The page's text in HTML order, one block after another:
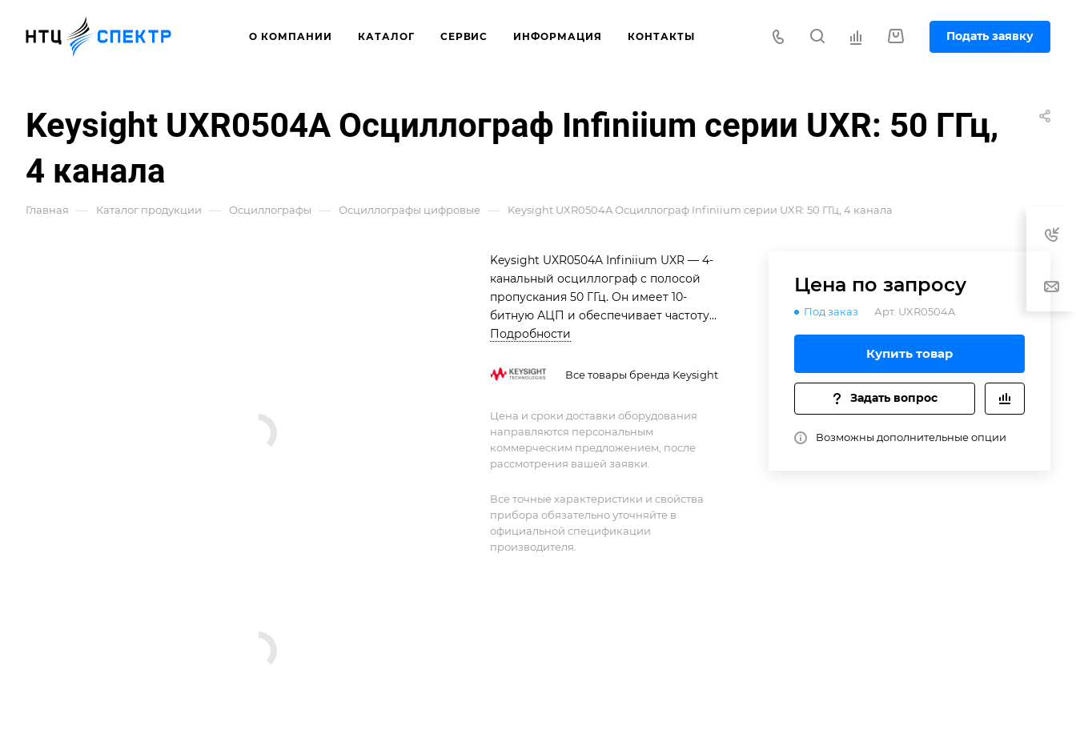
О КОМПАНИИ КАТАЛОГ СЕРВИС ИНФОРМАЦИЯ КОНТАКТЫ Подать заявку
Keysight UXR0504A Осциллограф Infiniium серии UXR: 50 ГГц,
4 канала
Главная — Каталог продукции — Осциллографы — Осциллографы цифровые — Keysight UXR0504A Осциллограф Infiniium серии UXR: 50 ГГц, 4 канала
Цена по запросу
Под заказ Арт. UXR0504A
Купить товар
Задать вопрос
Возможны дополнительные опции
Keysight UXR0504A Infiniium UXR — 4-
канальный осциллограф с полосой
пропускания 50 ГГц. Он имеет 10-
битную АЦП и обеспечивает частоту
дискретизации 256 ГВыб/с. Этот
сверхбыстрых сигналов и передовых
производительность и точность.
Подробности
Все товары бренда Keysight
Цена и сроки доставки оборудования
направляются персональным
коммерческим предложением, после
рассмотрения вашей заявки.
Все точные характеристики и свойства
прибора обязательно уточняйте в
официальной спецификации
производителя.